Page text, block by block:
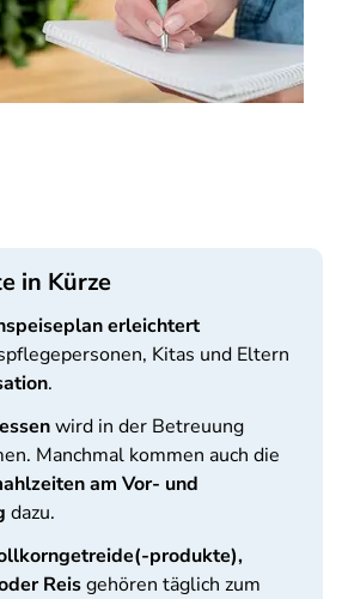
in Kürze
erleichtert
Kitas und Eltern
.
wird in der Betreuung
Manchmal kommen auch die
am Vor- und
dazu.
produkte),
Reisgehören täglich zum